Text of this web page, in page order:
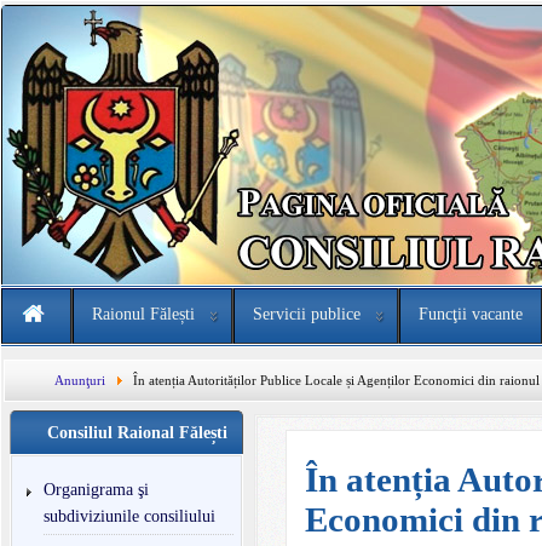
Raionul Fălești Servicii publice Funcţii vacante
Anunţuri În atenția Autorităților Publice Locale și Agenților Economici din raionul
Consiliul Raional Fălești
Organigrama şi
subdiviziunile consiliului
În atenția
Economici din